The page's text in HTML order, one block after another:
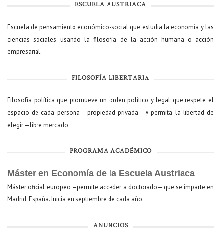
ESCUELA AUSTRIACA
Escuela de pensamiento económico-social que estudia la economía y las
ciencias sociales usando la filosofía de la acción humana o acción
empresarial.
FILOSOFÍA LIBERTARIA
Filosofía política que promueve un orden político y legal que respete el
espacio de cada persona —propiedad privada— y permita la libertad de
elegir —libre mercado.
PROGRAMA ACADÉMICO
Máster en Economía de la Escuela Austriaca
Máster oficial europeo —permite acceder a doctorado— que se imparte en
Madrid, España. Inicia en septiembre de cada año.
ANUNCIOS